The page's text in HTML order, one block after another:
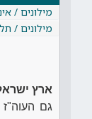
מילונים /
מילונים /
ארץ
גם